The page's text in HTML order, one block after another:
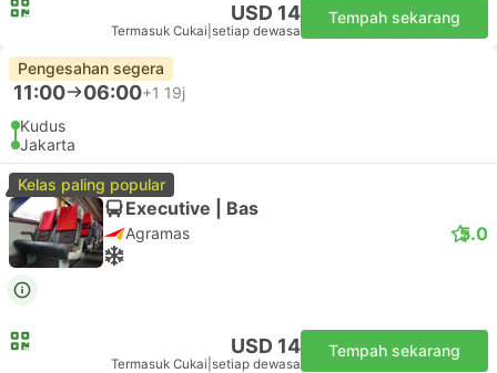
USD 14
Termasuk Cukai setiap dewasa
Tempah sekarang
Pengesahan segera
11:00 06:00+1 19j
Kudus
Jakarta
Kelas paling popular
Executive | Bas
Agramas 5.0
USD 14
Termasuk Cukai setiap dewasa
Tempah sekarang